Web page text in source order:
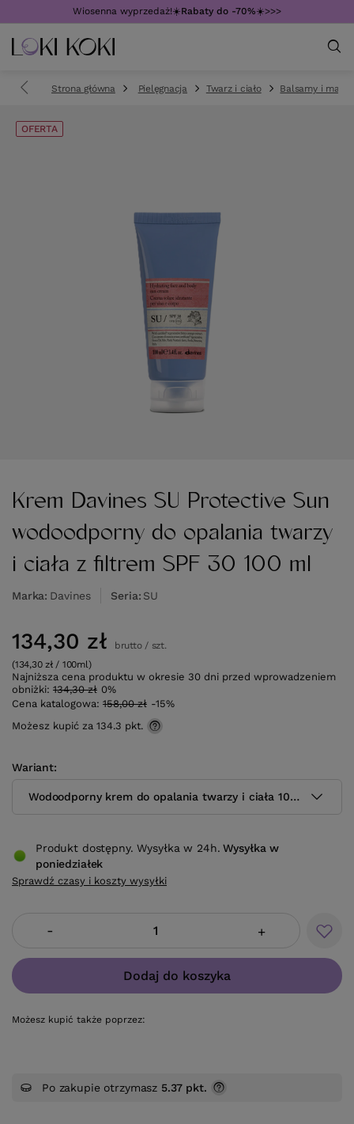
Wiosenna wyprzedaż!☀️Rabaty do -70%☀️>>>
Strona główna Pielęgnacja Twarz i ciało Balsamy i masła
OFERTA
Krem Davines SU Protective Sun
wodoodporny do opalania twarzy
i ciała z filtrem SPF 30 100 ml
Marka Davines Seria SU
Wariant
Wodoodporny krem do opalania twarzy i ciała 100ml
134,30 zł brutto/ szt.
(134,30 zł / 100ml)
Najniższa cena produktu w okresie 30 dni przed wprowadzeniem
obniżki: 134,30 zł 0%
Cena katalogowa: 158,00 zł -15%
Możesz kupić za 134.3 pkt.
- +
Dodaj do koszyka
Możesz kupić także poprzez:
Produkt dostępny. Wysyłka w 24h. Wysyłkaw
poniedziałek
Sprawdź czasy i koszty wysyłki
Po zakupie otrzymasz 5.37 pkt.